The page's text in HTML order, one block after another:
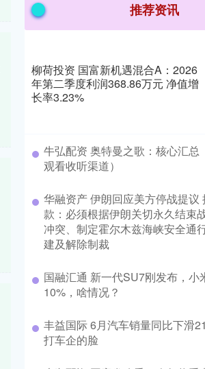
推荐资讯
柳荷投资 国富新机遇混合A：2026
年第二季度利润368.86万元 净值增
长率3.23%
牛弘配资 奥特曼之歌：核心汇总
观看收听渠道）
华融资产 伊朗回应美方停战提议
款：必须根据伊朗关切永久结束
冲突、制定霍尔木兹海峡安全通
建及解除制裁
国融汇通 新一代SU7刚发布，小
10%，啥情况？
丰益国际 6月汽车销量同比下滑
打车企的脸